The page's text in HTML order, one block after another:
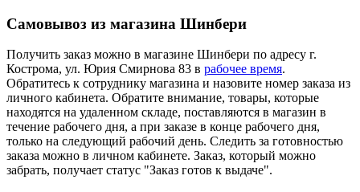
Самовывоз из магазина Шинбери
Получить заказ можно в магазине Шинбери по адресу г.
Кострома, ул. Юрия Смирнова 83 в рабочее время.
Обратитесь к сотруднику магазина и назовите номер заказа из
личного кабинета. Обратите внимание, товары, которые
находятся на удаленном складе, поставляются в магазин в
течение рабочего дня, а при заказе в конце рабочего дня,
только на следующий рабочий день. Следить за готовностью
заказа можно в личном кабинете. Заказ, который можно
забрать, получает статус "Заказ готов к выдаче".